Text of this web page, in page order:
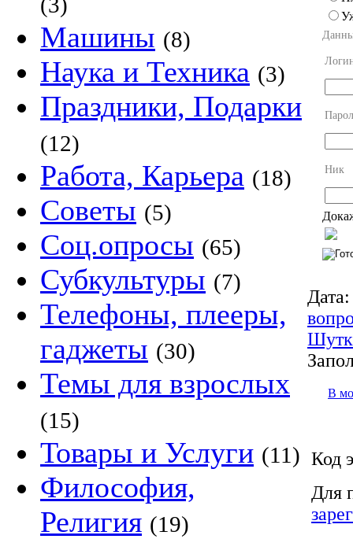
Машины (8)
Наука и Техника (3)
Праздники, Подарки
(12)
Работа, Карьера (18)
Советы (5)
Соц.опросы (65)
Субкультуры (7)
Телефоны, плееры,
гаджеты (30)
Темы для взрослых
(15)
Товары и Услуги (11)
Философия,
Религия (19)
Ник
Дата:
В
Код
Для